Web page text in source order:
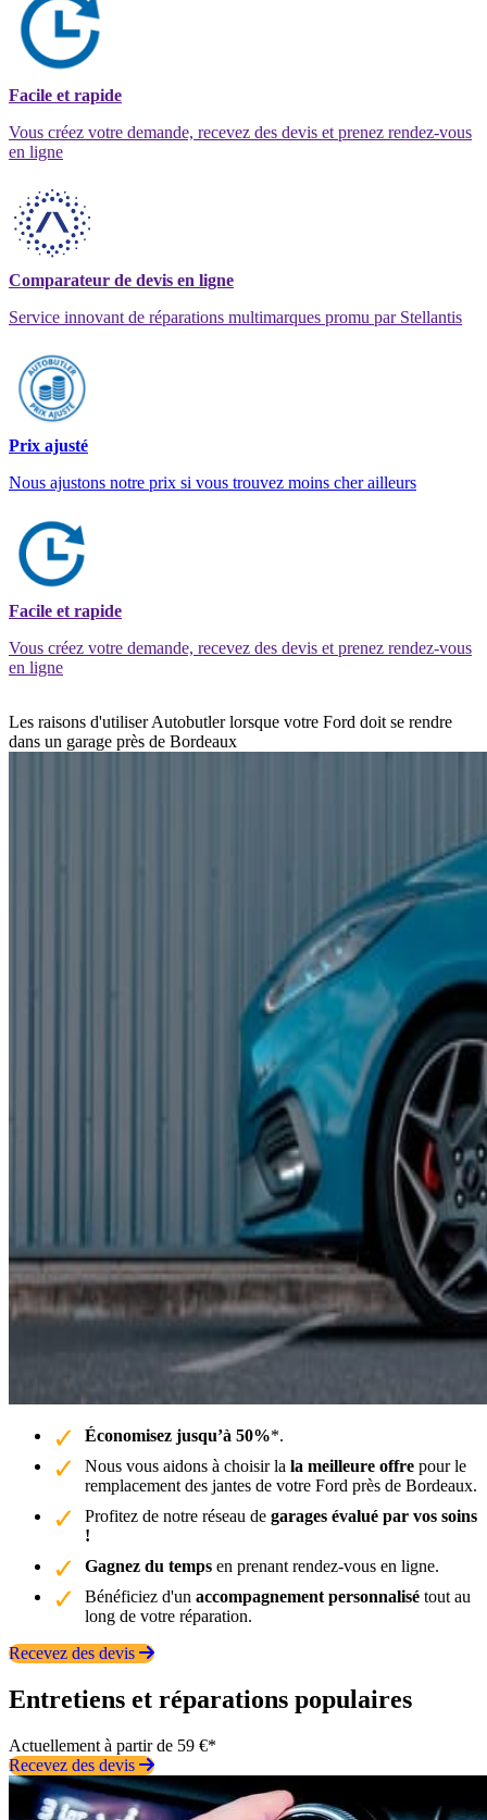
Facile et rapide
Vous créez votre demande, recevez des devis et prenez rendez-vous
en ligne
Comparateur de devis en ligne
Service innovant de réparations multimarques promu par Stellantis
Prix ajusté
Nous ajustons notre prix si vous trouvez moins cher ailleurs
Facile et rapide
Vous créez votre demande, recevez des devis et prenez rendez-vous
en ligne
Les raisons d'utiliser Autobutler lorsque votre Ford doit se rendre
dans un garage près de Bordeaux
Économisez jusqu’à 50%*.
Nous vous aidons à choisir la la meilleure offre pour le
remplacement des jantes de votre Ford près de Bordeaux.
Profitez de notre réseau de garages évalué par vos soins
!
Gagnez du temps en prenant rendez-vous en ligne.
Bénéficiez d'un accompagnement personnalisé tout au
long de votre réparation.
Recevez des devis
Entretiens et réparations populaires
Actuellement à partir de 59 €*
Recevez des devis